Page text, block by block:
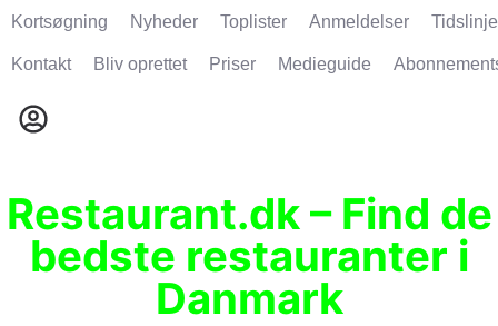
Kortsøgning Nyheder Toplister Anmeldelser Tidslinje
Kontakt Bliv oprettet Priser Medieguide
Restaurant.dk – Find de
bedste restauranter i
Danmark